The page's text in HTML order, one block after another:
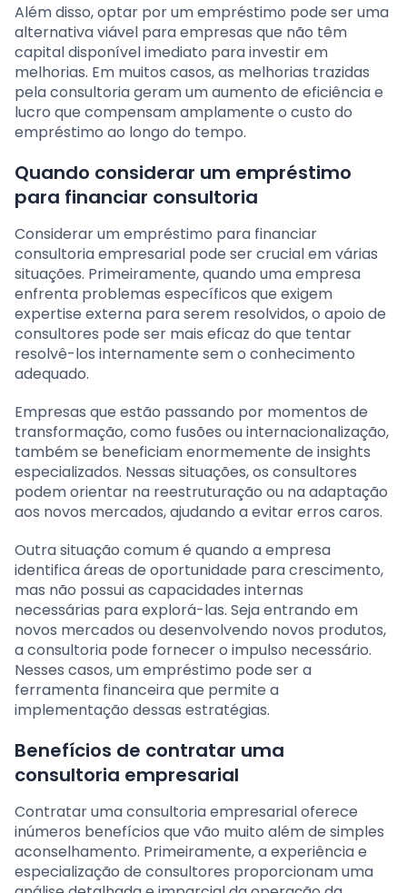
Além disso, optar por um empréstimo pode ser uma
alternativa viável para empresas que não têm
capital disponível imediato para investir em
melhorias. Em muitos casos, as melhorias trazidas
pela consultoria geram um aumento de eficiência e
lucro que compensam amplamente o custo do
empréstimo ao longo do tempo.
Quando considerar um empréstimo
para financiar consultoria
Considerar um empréstimo para financiar
consultoria empresarial pode ser crucial em várias
situações. Primeiramente, quando uma empresa
enfrenta problemas específicos que exigem
expertise externa para serem resolvidos, o apoio de
consultores pode ser mais eficaz do que tentar
resolvê-los internamente sem o conhecimento
adequado.
Empresas que estão passando por momentos de
transformação, como fusões ou internacionalização,
também se beneficiam enormemente de insights
especializados. Nessas situações, os consultores
podem orientar na reestruturação ou na adaptação
aos novos mercados, ajudando a evitar erros caros.
Outra situação comum é quando a empresa
identifica áreas de oportunidade para crescimento,
mas não possui as capacidades internas
necessárias para explorá-las. Seja entrando em
novos mercados ou desenvolvendo novos produtos,
a consultoria pode fornecer o impulso necessário.
Nesses casos, um empréstimo pode ser a
ferramenta financeira que permite a
implementação dessas estratégias.
Benefícios de contratar uma
consultoria empresarial
Contratar uma consultoria empresarial oferece
inúmeros benefícios que vão muito além de simples
aconselhamento. Primeiramente, a experiência e
especialização de consultores proporcionam uma